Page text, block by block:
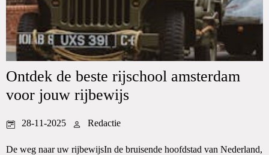
Ontdek de beste rijschool amsterdam
voor jouw rijbewijs
28-11-2025 Redactie
De weg naar uw rijbewijsIn de bruisende hoofdstad van Nederland,